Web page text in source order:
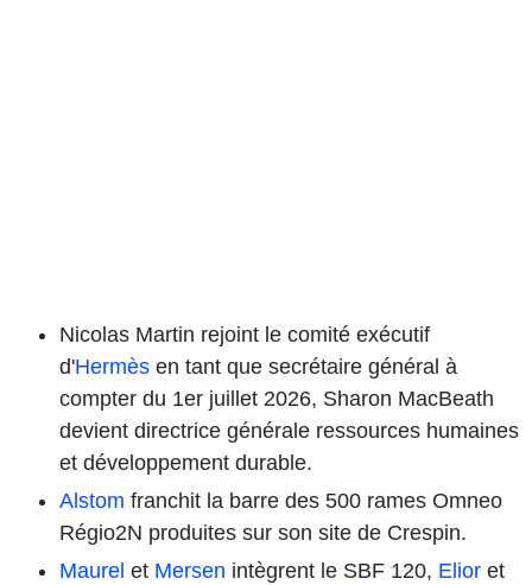
Nicolas Martin rejoint le comité exécutif
d'Hermès en tant que secrétaire général à
compter du 1er juillet 2026, Sharon MacBeath
devient directrice générale ressources humaines
et développement durable.
Alstom franchit la barre des 500 rames Omneo
Régio2N produites sur son site de Crespin.
Maurel et Mersen intègrent le SBF 120, Elior et